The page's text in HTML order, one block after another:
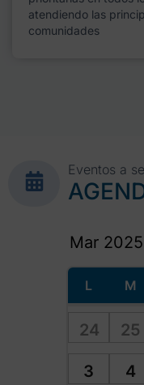
atendiendo las
comunidades
Eventos a
L M
24 25
3 4